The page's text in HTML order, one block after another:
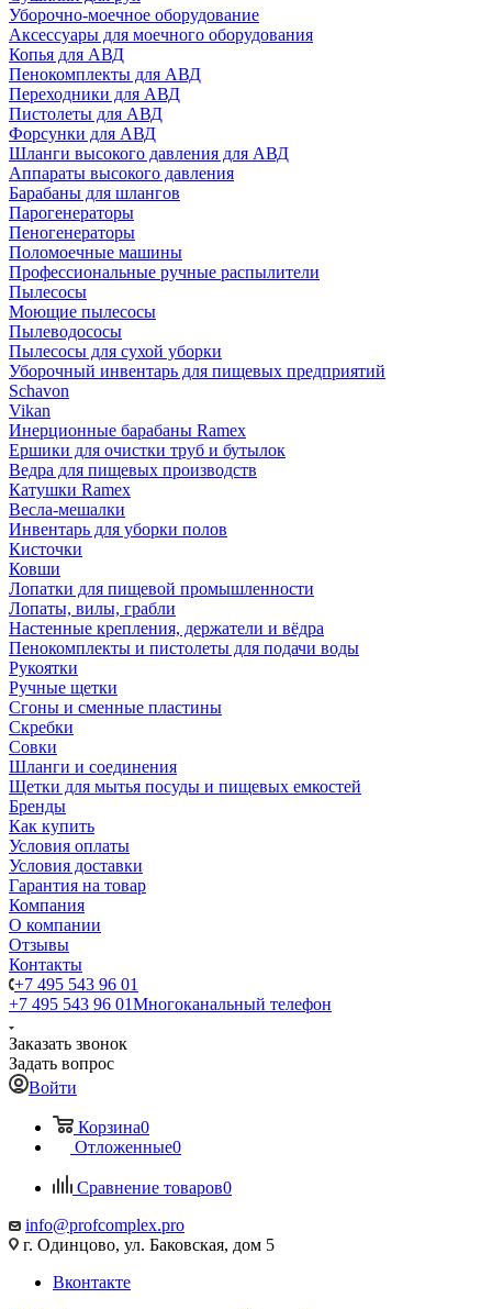
Уборочно-моечное оборудование
Аксессуары для моечного оборудования
Копья для АВД
Пенокомплекты для АВД
Переходники для АВД
Пистолеты для АВД
Форсунки для АВД
Шланги высокого давления для АВД
Аппараты высокого давления
Барабаны для шлангов
Парогенераторы
Пеногенераторы
Поломоечные машины
Профессиональные ручные распылители
Пылесосы
Моющие пылесосы
Пылеводососы
Пылесосы для сухой уборки
Уборочный инвентарь для пищевых предприятий
Schavon
Vikan
Инерционные барабаны Ramex
Ершики для очистки труб и бутылок
Ведра для пищевых производств
Катушки Ramex
Весла-мешалки
Инвентарь для уборки полов
Кисточки
Ковши
Лопатки для пищевой промышленности
Лопаты, вилы, грабли
Настенные крепления, держатели и вёдра
Пенокомплекты и пистолеты для подачи воды
Рукоятки
Ручные щетки
Сгоны и сменные пластины
Скребки
Совки
Шланги и соединения
Щетки для мытья посуды и пищевых емкостей
Бренды
Как купить
Условия оплаты
Условия доставки
Гарантия на товар
Компания
О компании
Отзывы
Контакты
+7 495 543 96 01
+7 495 543 96 01Многоканальный телефон
Заказать звонок
Задать вопрос
Войти
Корзина0
Отложенные0
Сравнение товаров0
info@profcomplex.pro
г. Одинцово, ул. Баковская, дом 5
Вконтакте